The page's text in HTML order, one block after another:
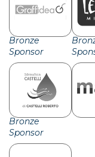
Bronze
Sponsor
Bronze
Sponsor